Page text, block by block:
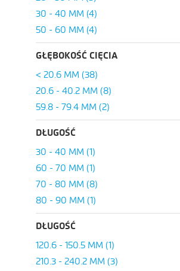
30 - 40 MM (4)
50 - 60 MM (4)
GŁĘBOKOŚĆ CIĘCIA
< 20.6 MM (38)
20.6 - 40.2 MM (8)
59.8 - 79.4 MM (2)
DŁUGOŚĆ
30 - 40 MM (1)
60 - 70 MM (1)
70 - 80 MM (8)
80 - 90 MM (1)
DŁUGOŚĆ
120.6 - 150.5 MM (1)
210.3 - 240.2 MM (3)